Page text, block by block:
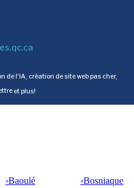
de l'IA création de site web pas cher,
et plus!